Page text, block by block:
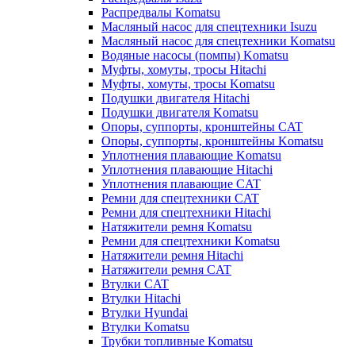
Распредвалы Komatsu
Масляный насос для спецтехники Isuzu
Масляный насос для спецтехники Komatsu
Водяные насосы (помпы) Komatsu
Муфты, хомуты, тросы Hitachi
Муфты, хомуты, тросы Komatsu
Подушки двигателя Hitachi
Подушки двигателя Komatsu
Опоры, суппорты, кронштейны CAT
Опоры, суппорты, кронштейны Komatsu
Уплотнения плавающие Komatsu
Уплотнения плавающие Hitachi
Уплотнения плавающие CAT
Ремни для спецтехники CAT
Ремни для спецтехники Hitachi
Натяжители ремня Komatsu
Ремни для спецтехники Komatsu
Натяжители ремня Hitachi
Натяжители ремня CAT
Втулки CAT
Втулки Hitachi
Втулки Hyundai
Втулки Komatsu
Трубки топливные Komatsu